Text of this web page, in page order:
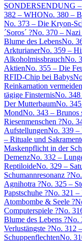
SONDERSENDUNG –
382 – WHONo. 380 –
No. 373 – Die Kryon-
´Soros´ ?No. 370 –
Blume des LebensNo.
ArkturianerNo. 359 –
AlkoholmissbrauchNo.
AktienNo. 355 – Die
RFID-Chip bei Babys
Reinkarnation
tägige FinsternisNo. 348
Der MutterbaumNo.
MondNo. 343 – Brunos
Riesenmenschen ?No.
AufstellungenNo. 339 –
– Rituale und
Maskenpflicht in der
DemenzNo. 332 –
ReptiloideNo. 329 –
Schumannresonanz ?
Agnihotra ?No. 325 –
Papstschuhe ?No. 321 –
Atombombe & Seele ?
Computerspiele ?No.
Blume des Lebens ?No.
Verlustängste ?No. 312
SchuppenflechtenNo.